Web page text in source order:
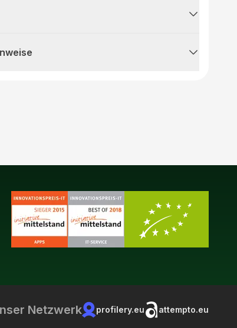
Netzwerk profilery.eu attempto.eu